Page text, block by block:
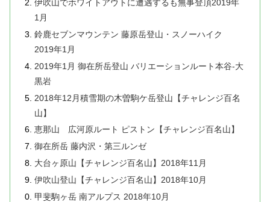
伊吹山でホワイトアウトに遭遇するも無事登頂2019年
1月
鈴鹿セブンマウンテン 藤原岳登山・スノーハイク
2019年1月
2019年1月 御在所岳登山 バリエーションルート本谷-大
黒岩
2018年12月積雪期の木曽駒ケ岳登山【チャレンジ百名
山】
恵那山 広河原ルート ピストン【チャレンジ百名山】
御在所岳 藤内沢・第三ルンゼ
大台ヶ原山【チャレンジ百名山】2018年11月
伊吹山登山【チャレンジ百名山】2018年10月
甲斐駒ヶ岳 南アルプス 2018年10月